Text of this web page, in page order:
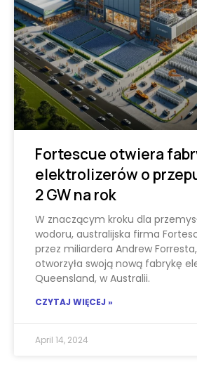
Fortescue otwiera
elektrolizerów o
2 GW na rok
W znaczącym kroku dla
wodoru, australijska firma
przez miliardera Andrew
otworzyła swoją nową fabrykę
Queensland, w Australii.
CZYTAJ WIĘCEJ »
April 14, 2024